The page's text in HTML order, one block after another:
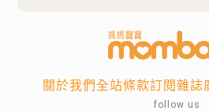
關於我們全站條款訂閱雜誌
follow us